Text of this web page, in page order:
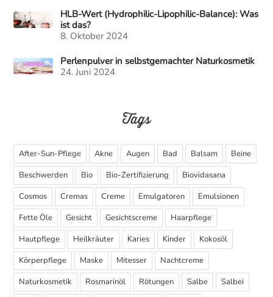
HLB-Wert (Hydrophilic-Lipophilic-Balance): Was
ist das?
8. Oktober 2024
Perlenpulver in selbstgemachter Naturkosmetik
24. Juni 2024
Tags
After-Sun-Pflege Akne Augen Bad Balsam
Beine
Beschwerden
Bio Bio-Zertifizierung
Biovidasana
Cosmos
Cremas Creme Emulgatoren
Emulsionen
Fette Öle
Gesicht Gesichtscreme
Haarpflege
Hautpflege
Heilkräuter Karies Kinder
Kokosöl
Körperpflege
Maske Mitesser
Nachtcreme
Naturkosmetik
Rosmarinöl Rötungen Salbe
Salbei